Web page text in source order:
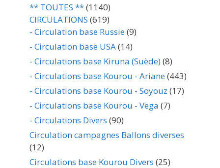
** TOUTES **(1140)
CIRCULATIONS (619)
- Circulation base Russie(9)
- Circulation base USA(14)
- Circulations base Kiruna (Suède)(8)
- Circulations base Kourou - Ariane(443)
- Circulations base Kourou - Soyouz (17)
- Circulations base Kourou - Vega (7)
- Circulations Divers (90)
Circulation campagnes Ballons diverses
(12)
Circulations base Kourou Divers (25)